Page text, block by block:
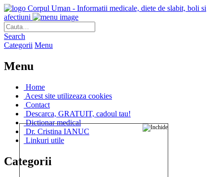
Corpul Uman - Informatii medicale, diete de slabit, boli si
afectiuni
Search
Categorii Menu
Menu
Home
Acest site utilizeaza cookies
Contact
Descarca, GRATUIT, cadoul tau!
Dictionar medical
Dr. Cristina IANUC
Linkuri utile
Categorii